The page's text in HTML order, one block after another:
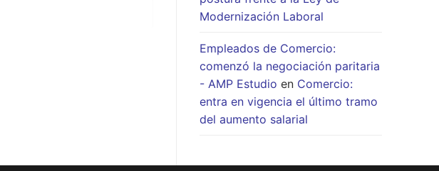
Modernización Laboral
Empleados de Comercio:
comenzó la negociación paritaria
- AMP Estudio en Comercio:
entra en vigencia el último tramo
del aumento salarial